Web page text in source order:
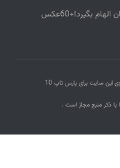
بگیرد!+60عکس
کپی رایت 2026 © تمامی حقوق مادی و معنوی این سایت برای پارس تاپ 10
ذکر منبع مجاز است .